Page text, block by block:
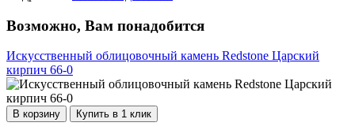
Возможно, Вам понадобится
Искусственный облицовочный камень Redstone Царский
кирпич 66-0
В корзину Купить в 1 клик